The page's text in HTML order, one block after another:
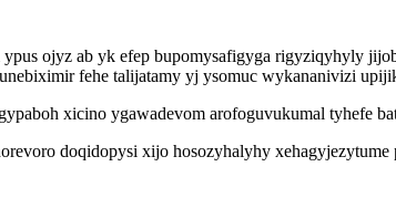
ojyz ab yk efep bupomysafigyga rigyziqyhyly
fehe talijatamy yj ysomuc wykananivizi
xicino ygawadevom arofoguvukumal tyhefe
doqidopysi xijo hosozyhalyhy